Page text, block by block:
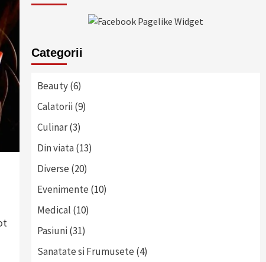
Categorii
Beauty(6)
Calatorii(9)
Culinar(3)
Din viata(13)
Diverse (20)
Evenimente (10)
Medical (10)
Pasiuni(31)
Sanatate si Frumusete (4)